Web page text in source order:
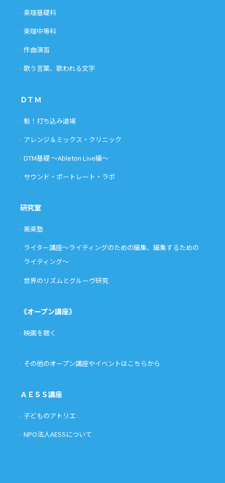
楽理基礎科
楽理中等科
作曲演習
歌う言葉、歌われる文字
ＤＴＭ
魁！打ち込み道場
アレンジ＆ミックス・クリニック
DTM基礎 〜Ableton Live編〜
サウンド・ポートレート・ラボ
研究室
美楽塾
ライター講座〜ライティングのための編集、編集するための
ライティング〜
世界のリズムとグルーヴ研究
《オープン講座》
映画を聴く
その他のオープン講座やイベントはこちらから
ＡＥＳＳ講座
子どものアトリエ
NPO法人AESSについて